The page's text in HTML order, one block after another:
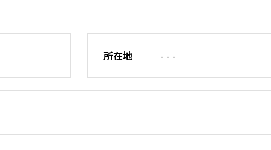
所在地 - - -